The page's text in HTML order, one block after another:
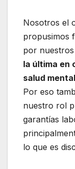
Nosotros el
propusimos
por
la última en
salud
Por eso
nuestro rol
garantías
lo que es